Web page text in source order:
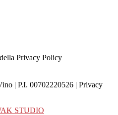
Privacy Policy
| P.I. 00702220526 | Privacy
STUDIO